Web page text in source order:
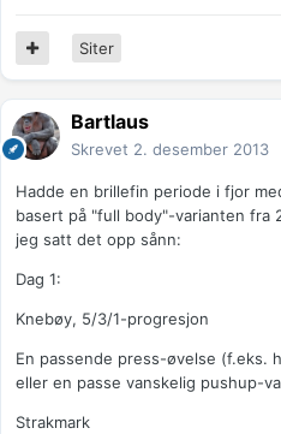
Siter
Bartlaus
Skrevet 2. desember 2013
Hadde en brillefin periode i fjor
basert på "full body"-varianten fra
jeg satt det opp sånn:
Dag 1:
Knebøy, 5/3/1-progresjon
En passende press-øvelse (f.eks.
eller en passe vanskelig pushup-
Strakmark